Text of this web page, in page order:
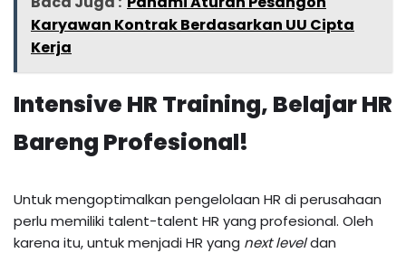
Karyawan Kontrak Berdasarkan UU Cipta
Kerja
Intensive HR Training, Belajar HR
Bareng Profesional!
Untuk mengoptimalkan pengelolaan HR di perusahaan
perlu memiliki talent-talent HR yang profesional. Oleh
karena itu, untuk menjadi HR yang next leveldan